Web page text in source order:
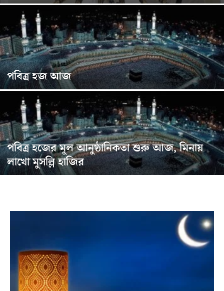
পবিত্র হজ আজ
পবিত্র হজের মূল আনুষ্ঠানিকতা শুরু আজ, মিনায়
লাখো মুসল্লি হাজির